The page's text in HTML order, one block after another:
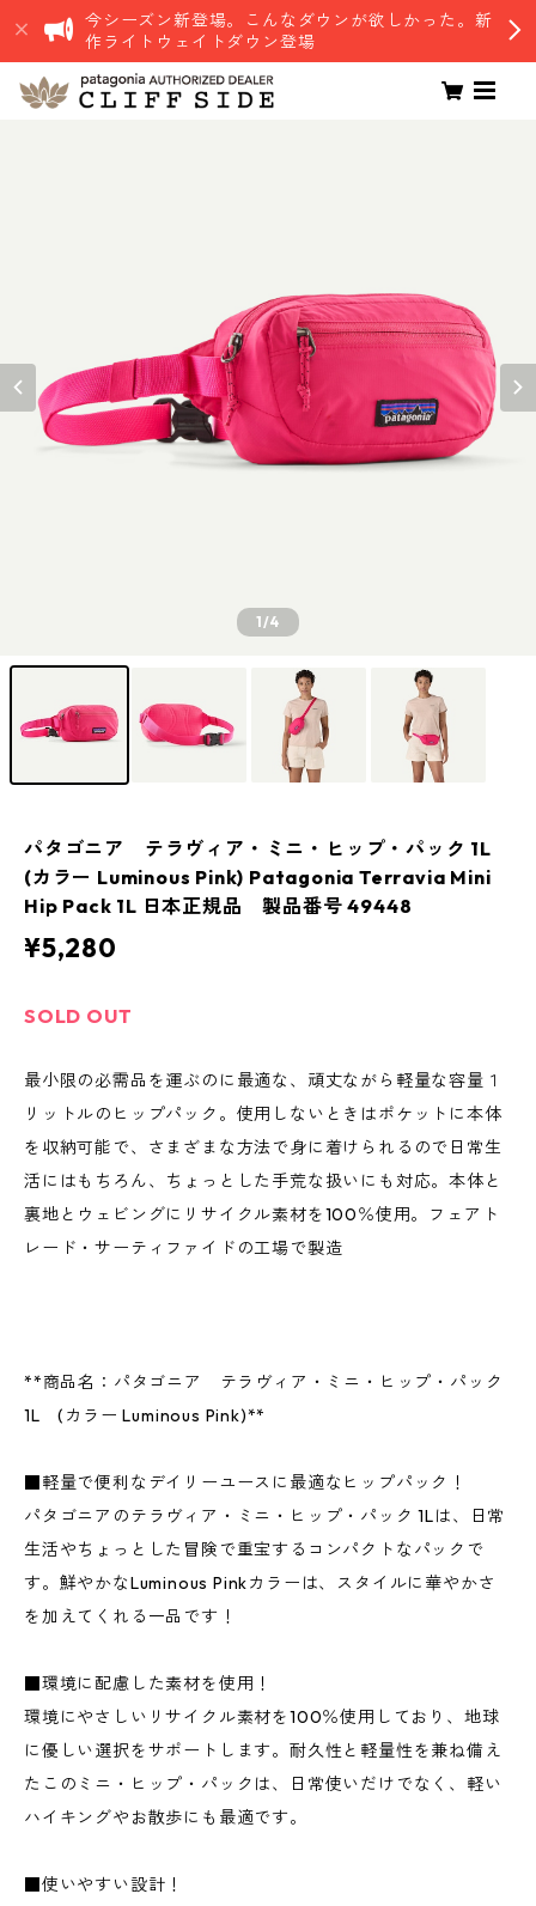
今シーズン新登場。こんなダウンが欲しかった。新
作ライトウェイトダウン登場
1/4
パタゴニア テラヴィア・ミニ・ヒップ・パック 1L
(カラー Luminous Pink) Patagonia Terravia Mini
Hip Pack 1L 日本正規品 製品番号 49448
¥5,280
SOLD OUT
最小限の必需品を運ぶのに最適な、頑丈ながら軽量な容量１
リットルのヒップパック。使用しないときはポケットに本体
を収納可能で、さまざまな方法で身に着けられるので日常生
活にはもちろん、ちょっとした手荒な扱いにも対応。本体と
裏地とウェビングにリサイクル素材を100％使用。フェアト
レード・サーティファイドの工場で製造
**商品名：パタゴニア テラヴィア・ミニ・ヒップ・パック
1L (カラー Luminous Pink)**
■軽量で便利なデイリーユースに最適なヒップパック！
パタゴニアのテラヴィア・ミニ・ヒップ・パック 1Lは、日常
生活やちょっとした冒険で重宝するコンパクトなパックで
す。鮮やかなLuminous Pinkカラーは、スタイルに華やかさ
を加えてくれる一品です！
■環境に配慮した素材を使用！
環境にやさしいリサイクル素材を100％使用しており、地球
に優しい選択をサポートします。耐久性と軽量性を兼ね備え
たこのミニ・ヒップ・パックは、日常使いだけでなく、軽い
ハイキングやお散歩にも最適です。
■使いやすい設計！